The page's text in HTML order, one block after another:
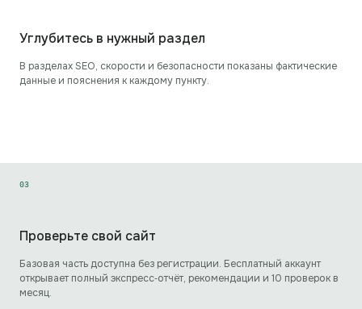
Углубитесь в нужный раздел
В разделах SEO, скорости и безопасности показаны фактические
данные и пояснения к каждому пункту.
03
Проверьте свой сайт
Базовая часть доступна без регистрации. Бесплатный аккаунт
открывает полный экспресс‑отчёт, рекомендации и 10 проверок в
месяц.